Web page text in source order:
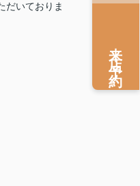
だいておりま
来店予約